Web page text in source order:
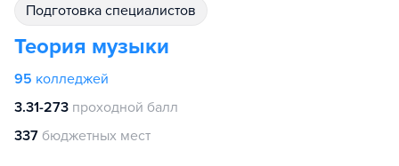
подготовка специалистов
Теория музыки
95 колледжей
3.31-273 проходной балл
337 бюджетных мест